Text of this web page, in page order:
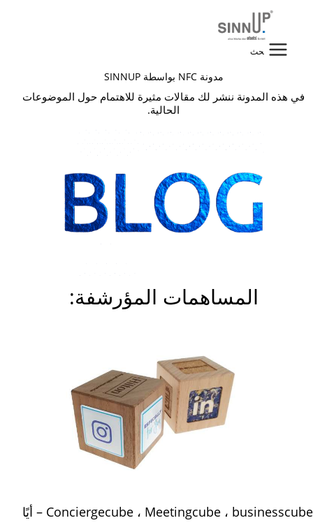
المحتوى
البحث
مدونة NFC بواسطة SINNUP
في هذه المدونة ننشر لك مقالات مثيرة للاهتمام حول الموضوعات
الحالية.
المساهمات المؤرشفة:
Conciergecube ، Meetingcube ، businesscube – أيًا